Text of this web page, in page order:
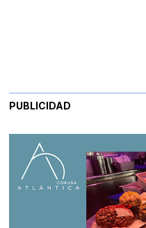
PUBLICIDAD